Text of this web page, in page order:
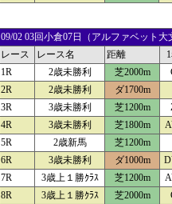
09/02 03回小倉07日（アルファベット
レース
レース名 距離
1R
2歳未勝利 芝2000m
2R
2歳未勝利
ダ1700m
3R
3歳未勝利 芝1200m
4R
3歳未勝利 芝1800m
5R
2歳新馬 芝1200m
6R
3歳未勝利 ダ1000m
7R
3歳上１勝ｸﾗｽ 芝1200m
8R
3歳上１勝ｸﾗｽ 芝2000m